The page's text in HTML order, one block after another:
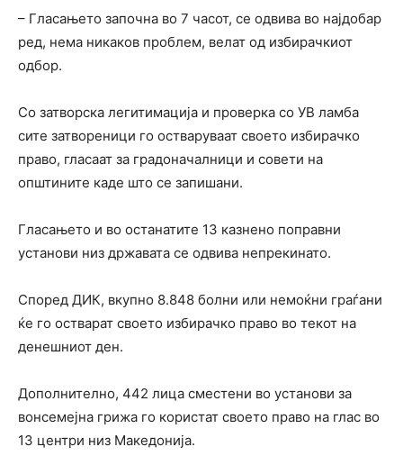
– Гласањето започна во 7 часот, се одвива во најдобар
ред, нема никаков проблем, велат од избирачкиот
одбор.
Со затворска легитимација и проверка со УВ ламба
сите затвореници го остваруваат своето избирачко
право, гласаат за градоначалници и совети на
општините каде што се запишани.
Гласањето и во останатите 13 казнено поправни
установи низ државата се одвива непрекинато.
Според ДИК, вкупно 8.848 болни или немоќни граѓани
ќе го остварат своето избирачко право во текот на
денешниот ден.
Дополнително, 442 лица сместени во установи за
вонсемејна грижа го користат своето право на глас во
13 центри низ Македонија.